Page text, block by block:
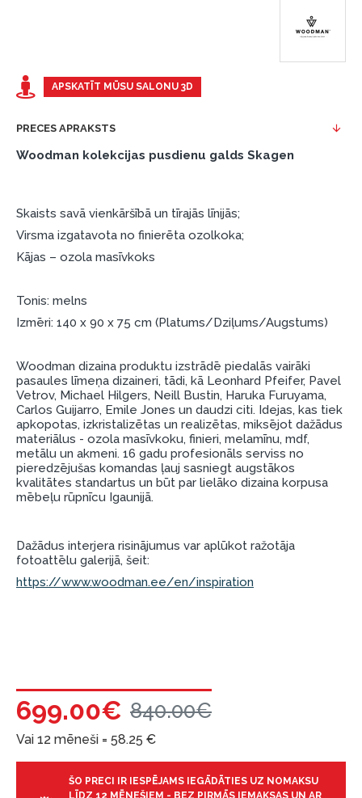
Ar ESTO iegūstiet bezprocentu līzinga vai nomaksas
priekšrocības bez pirmās iemaksas un ar nomaksas
Piemērs: Preces cena 300 €, termiņš: 12 mēneši,
pirmā iemaksa: 0 €, ikmēneša maksājums: 25 €,
salonu Dārzciema ielā 91, Rīga, Latvija.
ESTO LV AS (Dokumentu noformēšanai
nepieciešams Smart-ID, eParaksts eID, eParaksts
eID mobile, ESTO konts vai banka Swedbank,
Līguma nosacījumi:
kura ir norādīta kredīta saņemšanas līgumā.
Papildu informācija:
Pirms kredīta noformēšanas, lūdzam iepazīties ar
preču piegādes noteikumiem, kā arī
garantijas un atgriesanas noteikumiem.
Finansiālā atbildība:
Aicinām aizņemties atbildīgi! Pirms aizņemties,
APSKATĪT MŪSU SALONU 3D
PRECES APRAKSTS
Woodman kolekcijas pusdienu galds Skagen
Skaists savā vienkāršībā un tīrajās līnijās;
Virsma izgatavota no finierēta ozolkoka;
Kājas – ozola masīvkoks
Tonis: melns
Izmēri: 140 x 90 x 75 cm (Platums/Dziļums/Augstums)
Woodman dizaina produktu izstrādē piedalās vairāki
pasaules līmeņa dizaineri, tādi, kā Leonhard Pfeifer, Pavel
Vetrov, Michael Hilgers, Neill Bustin, Haruka Furuyama,
Carlos Guijarro, Emile Jones un daudzi citi. Idejas, kas tiek
apkopotas, izkristalizētas un realizētas, miksējot dažādus
materiālus - ozola masīvkoku, finieri, melamīnu, mdf,
metālu un akmeni. 16 gadu profesionāls serviss no
pieredzējušas komandas ļauj sasniegt augstākos
kvalitātes standartus un būt par lielāko dizaina korpusa
mēbeļu rūpnīcu Igaunijā.
Dažādus interjera risinājumus var aplūkot ražotāja
fotoattēlu galerijā, šeit:
https://www.woodman.ee/en/inspiration
699.00€ 840.00€
Vai 12 mēneši = 58.25 €
ŠO PRECI IR IESPĒJAMS IEGĀDĀTIES UZ NOMAKSU
LĪDZ 12 MĒNEŠIEM - BEZ PIRMĀS IEMAKSAS UN AR